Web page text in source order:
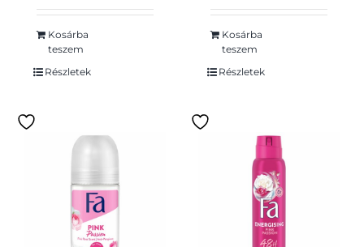
150 ml
Kosárba
teszem
Részletek
Kosárba
teszem
Részletek